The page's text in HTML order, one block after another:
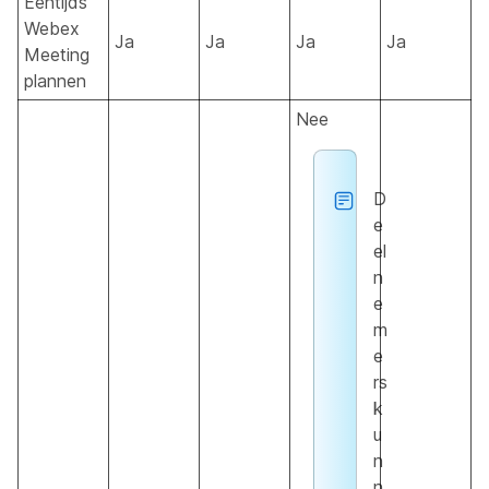
Webex
Meeting
plannen
Ja Ja Ja Ja
Nee
D
e
el
n
e
m
e
rs
k
u
n